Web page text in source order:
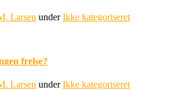
Larsen underIkke kategoriseret
frelse?
Larsen underIkke kategoriseret